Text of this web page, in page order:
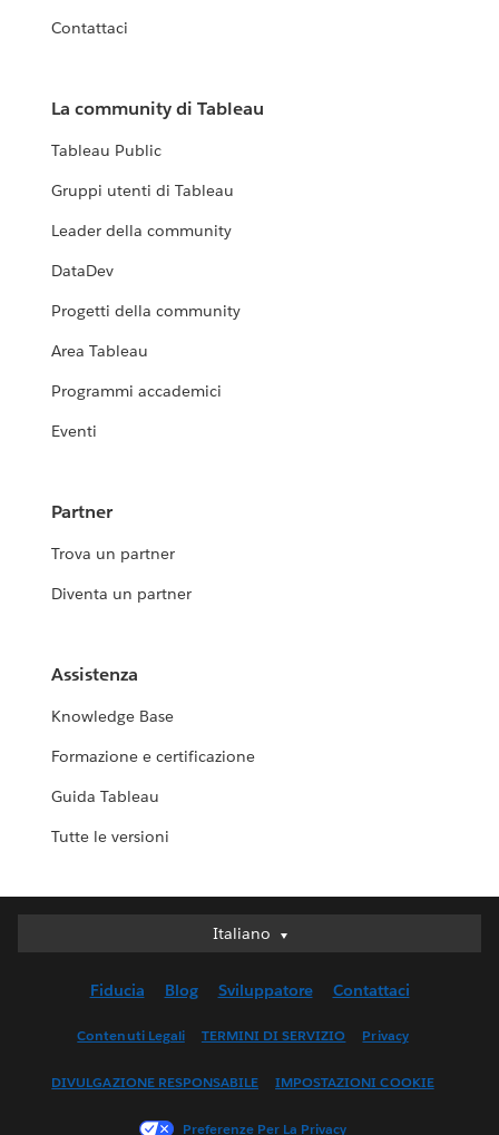
Contattaci
La community di Tableau
Tableau Public
Gruppi utenti di Tableau
Leader della community
DataDev
Progetti della community
Area Tableau
Programmi accademici
Eventi
Partner
Trova un partner
Diventa un partner
Assistenza
Knowledge Base
Formazione e certificazione
Guida Tableau
Tutte le versioni
Italiano
Italiano
English (UK)
Français (Canada)
Fiducia Blog Sviluppatore Contattaci
Contenuti Legali TERMINI DI SERVIZIO Privacy
DIVULGAZIONE RESPONSABILE IMPOSTAZIONI COOKIE
Preferenze Per La Privacy